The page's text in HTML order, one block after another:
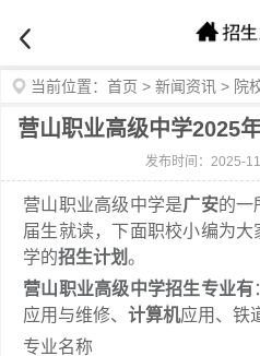
当前位置： 首页 > 新闻资讯 > 院
营山职业高级中学2025
发布时间：2025-
营山职业高级中学是广安的一
届生就读，下面职校小编为
学的招生计划。
营山职业高级中学招生专业有
应用与维修、 计算机应用、铁
专业名称